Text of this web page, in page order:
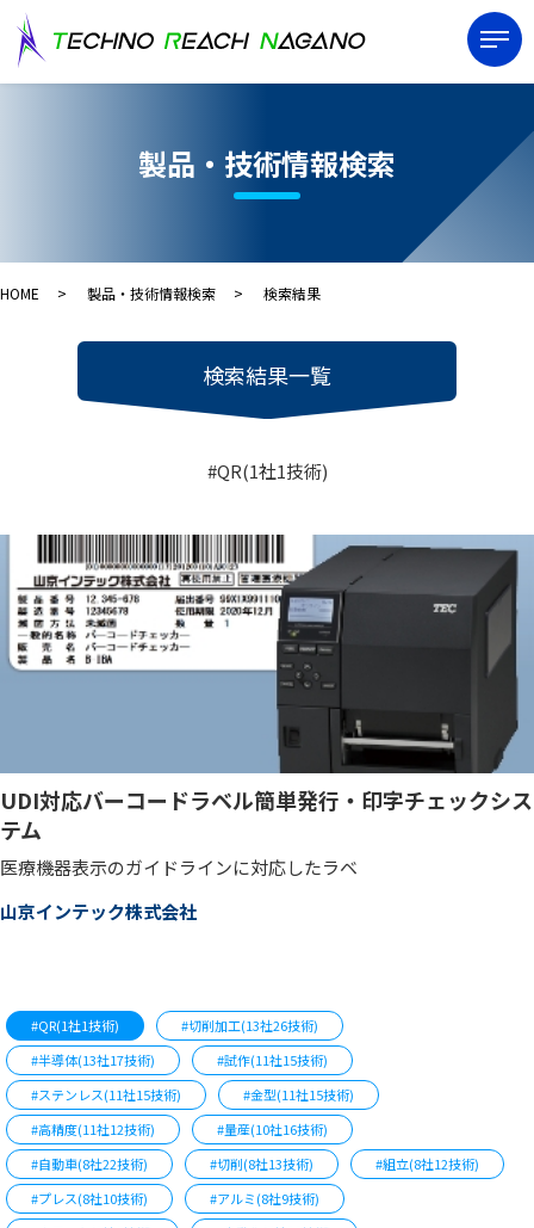
製品・技術情報検索
HOME 製品・技術情報検索 検索結果
検索結果一覧
#QR(1社1技術)
UDI対応バーコードラベル簡単発行・印字チェックシス
テム
医療機器表示のガイドラインに対応したラベ
山京インテック株式会社
#QR(1社1技術)
#切削加工(13社26技術)
#半導体(13社17技術)
#試作(11社15技術)
#ステンレス(11社15技術)
#金型(11社15技術)
#高精度(11社12技術)
#量産(10社16技術)
#自動車(8社22技術)
#切削(8社13技術)
#組立(8社12技術)
#プレス(8社10技術)
#アルミ(8社9技術)